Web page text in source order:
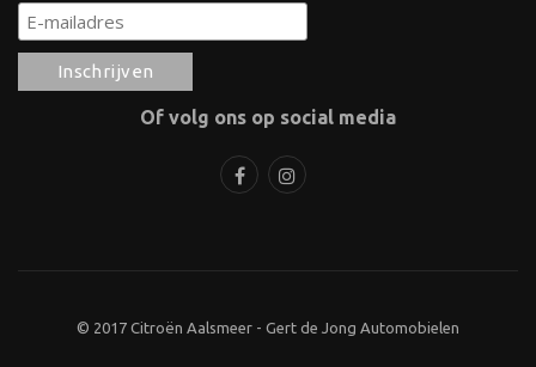
Of volg ons op social media
© 2017 Citroën Aalsmeer - Gert de Jong Automobielen